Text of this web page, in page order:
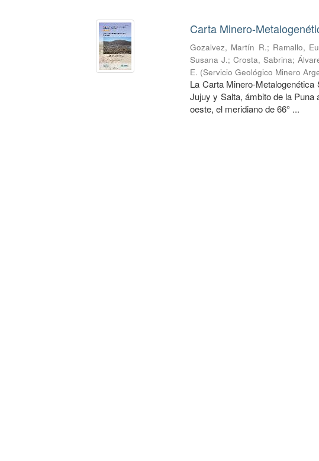
Carta Minero-
Gozalvez, Martín R.; Ramallo,
Susana J.;Crosta, Sabrina;
E. (Servicio Geológico Minero
La Carta Minero-
Jujuy y Salta, ámbito de la Puna
oeste, el meridiano de 66° ...